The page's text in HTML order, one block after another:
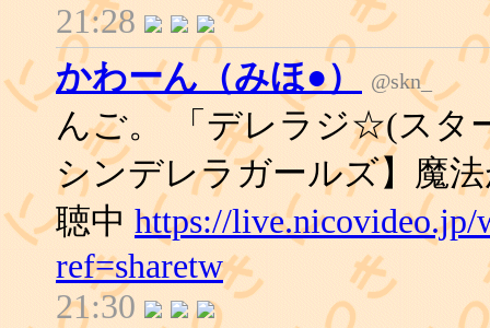
21:28
かわーん（みほ●）
@skn_
んご。 「デレラジ☆(スタ
シンデレラガールズ】魔
聴中 https://live.nicovideo.jp/
ref=sharetw
21:30